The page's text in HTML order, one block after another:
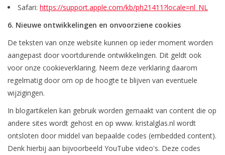
Safari: https://support.apple.com/kb/ph21411?locale=nl_NL
6. Nieuwe ontwikkelingen en onvoorziene cookies
De teksten van onze website kunnen op ieder moment worden
aangepast door voortdurende ontwikkelingen. Dit geldt ook
voor onze cookieverklaring. Neem deze verklaring daarom
regelmatig door om op de hoogte te blijven van eventuele
wijzigingen.
In blogartikelen kan gebruik worden gemaakt van content die op
andere sites wordt gehost en op www. kristalglas.nl wordt
ontsloten door middel van bepaalde codes (embedded content).
Denk hierbij aan bijvoorbeeld YouTube video's. Deze codes